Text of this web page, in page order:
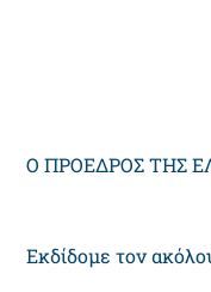
Ο ΠΡΟΕΔΡΟΣ ΤΗΣ
Εκδίδομε τον